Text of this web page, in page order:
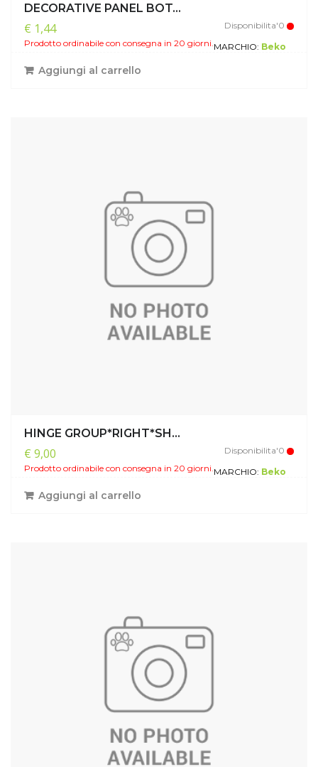
DECORATIVE PANEL BOT...
€ 1,44
Disponibilita'0
Prodotto ordinabile con consegna in 20 giorni.MARCHIO: Beko
Aggiungi al carrello
HINGE GROUP*RIGHT*SH...
€ 9,00
Disponibilita'0
Prodotto ordinabile con consegna in 20 giorni.MARCHIO: Beko
Aggiungi al carrello